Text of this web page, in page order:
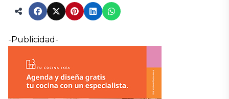
-Publicidad-